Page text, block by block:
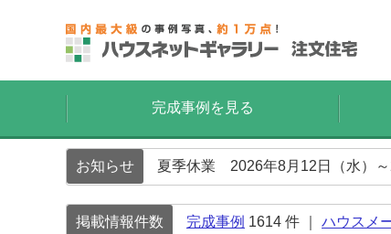
完成事例を見る
お知らせ 夏季休業 2026年8月12日（水）
掲載情報件数 完成事例 1614 件 ｜ ハウスメ